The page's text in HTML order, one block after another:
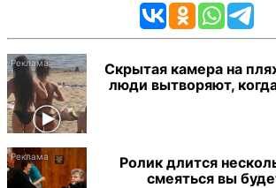
Скрытая камера на
люди вытворяют,
Ролик длится
смеяться вы